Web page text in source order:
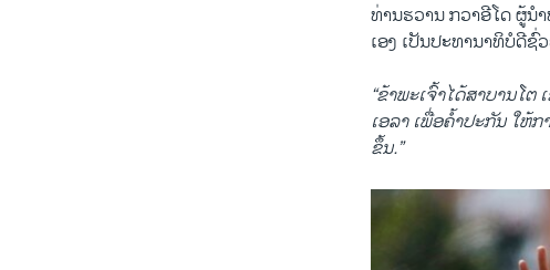
ທ່ານ​ຮ​ວານ ກວາ​ອີໂດ ຜູ້​ນ
ເອງ ​ເປັນ​ປະ​ທາ​ນາ​ທິ​ບໍ​ດີ​
“ຂ້າ​ພະ​ເຈົ້າ​ໄດ້​ສ​າ​ບານ​ໂ
ເອ​ລາ ເພື່ອ​ຄ້ຳ​ປະ​ກັນ ໃຫ້​
ຂຶ້ນ.”